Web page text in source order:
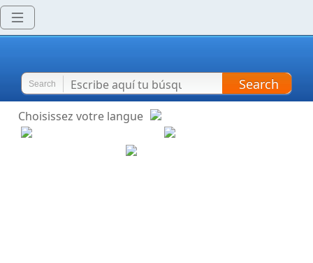
Search Search
Choisissez votre langue